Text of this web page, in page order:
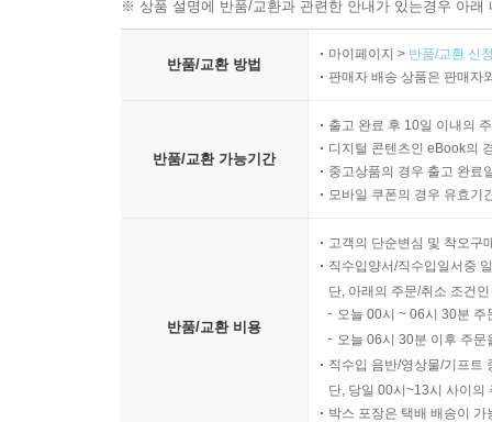
※ 상품 설명에 반품/교환과 관련한 안내가 있는경우 아
반품/교환 방법
마이페이지 > 반품/교환 신
판매자 배송 상품은 판매자
반품/교환 가능기간
출고 완료 후 10일 이내의
디지털 콘텐츠인 eBook의
중고상품의 경우 출고 완료
모바일 쿠폰의 경우 유효기
반품/교환 비용
고객의 단순변심 및 착오구
직수입양서/직수입일서중
단, 아래의 주문/취소 조건
오늘 00시 ~ 06시 30분
오늘 06시 30분 이후 주
직수입 음반/영상물/기프트
단, 당일 00시~13시 사이의
박스 포장은 택배 배송이